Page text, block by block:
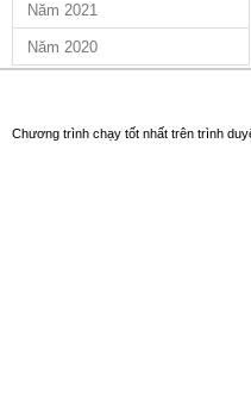
Năm 2021
Năm 2020
Chương trình chạy tốt nhất trên trình